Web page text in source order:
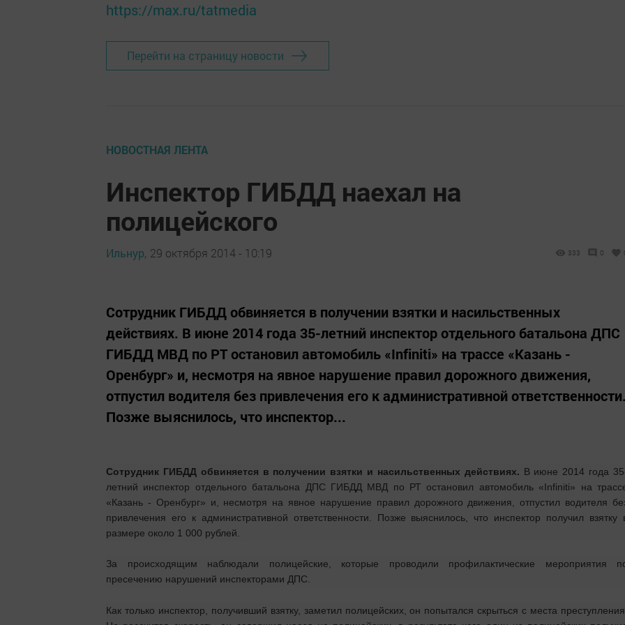
https://max.ru/tatmedia
Перейти на страницу новости
НОВОСТНАЯ ЛЕНТА
Инспектор ГИБДД наехал на
полицейского
Ильнур, 29 октября 2014 - 10:19 333 0
Сотрудник ГИБДД обвиняется в получении взятки и насильственных
действиях. В июне 2014 года 35-летний инспектор отдельного батальона ДПС
ГИБДД МВД по РТ остановил автомобиль «Infiniti» на трассе «Казань -
Оренбург» и, несмотря на явное нарушение правил дорожного движения,
отпустил водителя без привлечения его к административной
Позже выяснилось, что инспектор...
Сотрудник ГИБДД обвиняется в получении взятки и насильственных действиях. В июне 2014 года
летний инспектор отдельного батальона ДПС ГИБДД МВД по РТ остановил автомобиль «Infiniti» на
«Казань - Оренбург» и, несмотря на явное нарушение правил дорожного движения, отпустил водителя
привлечения его к административной ответственности. Позже выяснилось, что инспектор получил взятку
размере около 1 000 рублей.
За происходящим наблюдали полицейские, которые проводили профилактические мероприятия
пресечению нарушений инспекторами ДПС.
Как только инспектор, получивший взятку, заметил полицейских, он попытался скрыться с места